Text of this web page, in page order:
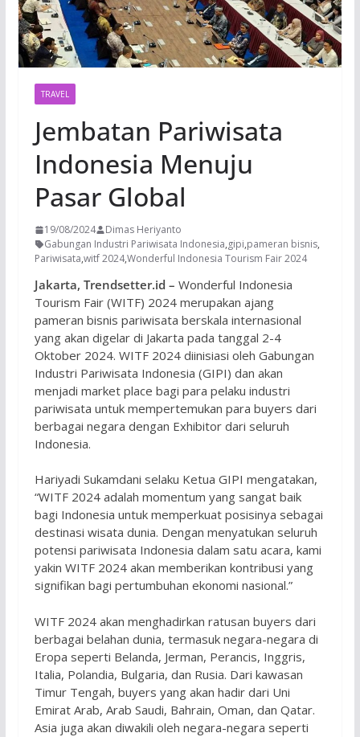
TRAVEL
Jembatan Pariwisata
Indonesia Menuju
Pasar Global
19/08/2024
Dimas Heriyanto
Gabungan Industri Pariwisata Indonesia,gipi,pameran bisnis,
Pariwisata,witf 2024,Wonderful Indonesia Tourism Fair 2024
Jakarta, Trendsetter.id – Wonderful Indonesia
Tourism Fair (WITF) 2024 merupakan ajang
pameran bisnis pariwisata berskala internasional
yang akan digelar di Jakarta pada tanggal 2-4
Oktober 2024. WITF 2024 diinisiasi oleh Gabungan
Industri Pariwisata Indonesia (GIPI) dan akan
menjadi market place bagi para pelaku industri
pariwisata untuk mempertemukan para buyers dari
berbagai negara dengan Exhibitor dari seluruh
Indonesia.
Hariyadi Sukamdani selaku Ketua GIPI mengatakan,
“WITF 2024 adalah momentum yang sangat baik
bagi Indonesia untuk memperkuat posisinya sebagai
destinasi wisata dunia. Dengan menyatukan seluruh
potensi pariwisata Indonesia dalam satu acara, kami
yakin WITF 2024 akan memberikan kontribusi yang
signifikan bagi pertumbuhan ekonomi nasional.”
WITF 2024 akan menghadirkan ratusan buyers dari
berbagai belahan dunia, termasuk negara-negara di
Eropa seperti Belanda, Jerman, Perancis, Inggris,
Italia, Polandia, Bulgaria, dan Rusia. Dari kawasan
Timur Tengah, buyers yang akan hadir dari Uni
Emirat Arab, Arab Saudi, Bahrain, Oman, dan Qatar.
Asia juga akan diwakili oleh negara-negara seperti